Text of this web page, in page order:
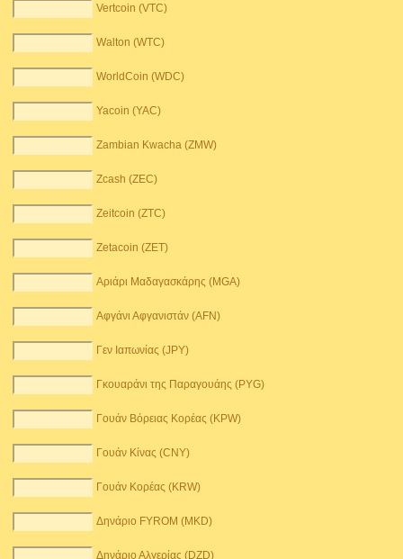
Vertcoin (VTC)
Walton (WTC)
WorldCoin (WDC)
Yacoin (YAC)
Zambian Kwacha (ZMW)
Zcash (ZEC)
Zeitcoin (ZTC)
Zetacoin (ZET)
Αριάρι Μαδαγασκάρης (MGA)
Αφγάνι Αφγανιστάν (AFN)
Γεν Ιαπωνίας (JPY)
Γκουαράνι της Παραγουάης (PYG)
Γουάν Βόρειας Κορέας (KPW)
Γουάν Κίνας (CNY)
Γουάν Κορέας (KRW)
Δηνάριο FYROM (MKD)
Δηνάριο Αλγερίας (DZD)